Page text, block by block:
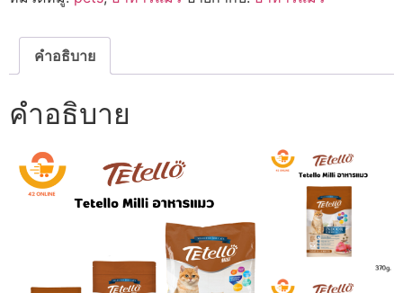
เท
เทลโล
มิ
อาหาร
เม็ด
(รส
ทูน่า)
ชิ้น
คำอธิบาย
คำอธิบาย